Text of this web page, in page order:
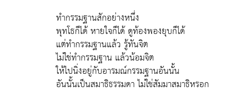
ทำกรรมฐานสักอย่างหนึ่ง
พุทโธก็ได้ หายใจก็ได้ ดูท้องพองยุบก็ได้
แต่ทำกรรมฐานแล้ว รู้ทันจิต
ไม่ใช่ทำกรรมฐาน แล้วน้อมจิต
ให้ไปนิ่งอยู่กับอารมณ์กรรมฐานอันนั้น
อันนั้นเป็นสมาธิธรรมดา ไม่ใช่สัมมาสมาธิหรอก